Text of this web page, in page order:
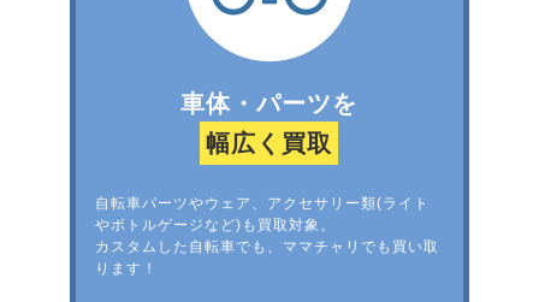
車体・パーツを
幅広く買取
自転車パーツやウェア、アクセサリー類(ライト
やボトルゲージなど)も買取対象。
カスタムした自転車でも、ママチャリでも買い取
ります！